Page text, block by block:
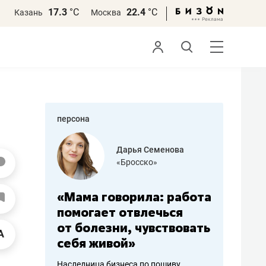
Казань 17.3 °С Москва 22.4 °С
персона
Дарья Семенова
«Бросско»
«Мама говорила: работа
помогает отвлечься
от болезни, чувствовать
себя живой»